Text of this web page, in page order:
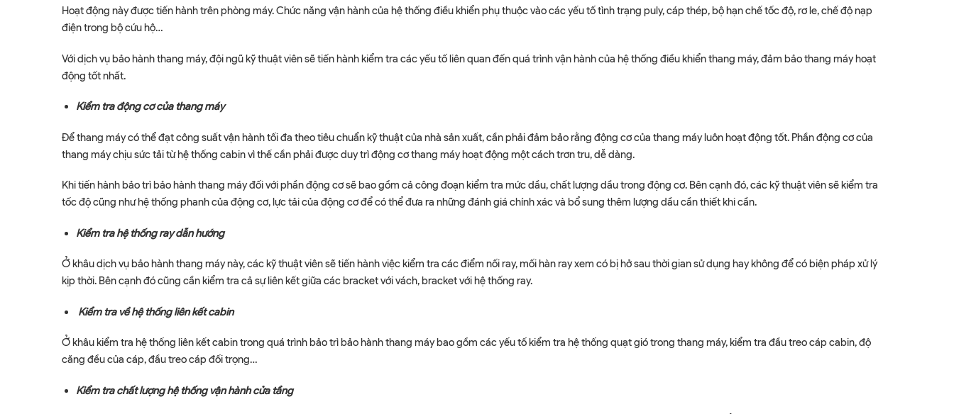
Hoạt động này được tiến hành trên phòng máy. Chức năng vận hành của hệ thống điều khiển phụ thuộc vào các yếu tố tình trạng puly, cáp thép, bộ hạn chế tốc độ, rơ le, chế độ nạp
điện trong bộ cứu hộ…
Với dịch vụ bảo hành thang máy, đội ngũ kỹ thuật viên sẽ tiến hành kiểm tra các yếu tố liên quan đến quá trình vận hành của hệ thống điều khiển thang máy, đảm bảo thang máy hoạt
động tốt nhất.
Kiểm tra động cơ của thang máy
Để thang máy có thể đạt công suất vận hành tối đa theo tiêu chuẩn kỹ thuật của nhà sản xuất, cần phải đảm bảo rằng động cơ của thang máy luôn hoạt động tốt. Phần động cơ của
thang máy chịu sức tải từ hệ thống cabin vì thế cần phải được duy trì động cơ thang máy hoạt động một cách trơn tru, dễ dàng.
Khi tiến hành bảo trì bảo hành thang máy đối với phần động cơ sẽ bao gồm cả công đoạn kiểm tra mức dầu, chất lượng dầu trong động cơ. Bên cạnh đó, các kỹ thuật viên sẽ kiểm tra
tốc độ cũng như hệ thống phanh của động cơ, lực tải của động cơ để có thể đưa ra những đánh giá chính xác và bổ sung thêm lượng dầu cần thiết khi cần.
Kiểm tra hệ thống ray dẫn hướng
Ở khâu dịch vụ bảo hành thang máy này, các kỹ thuật viên sẽ tiến hành việc kiểm tra các điểm nối ray, mối hàn ray xem có bị hở sau thời gian sử dụng hay không để có biện pháp xử lý
kịp thời. Bên cạnh đó cũng cần kiểm tra cả sự liên kết giữa các bracket với vách, bracket với hệ thống ray.
Kiểm tra về hệ thống liên kết cabin
Ở khâu kiểm tra hệ thống liên kết cabin trong quá trình bảo trì bảo hành thang máy bao gồm các yếu tố kiểm tra hệ thống quạt gió trong thang máy, kiểm tra đầu treo cáp cabin, độ
căng đều của cáp, đầu treo cáp đối trọng…
Kiểm tra chất lượng hệ thống vận hành cửa tầng